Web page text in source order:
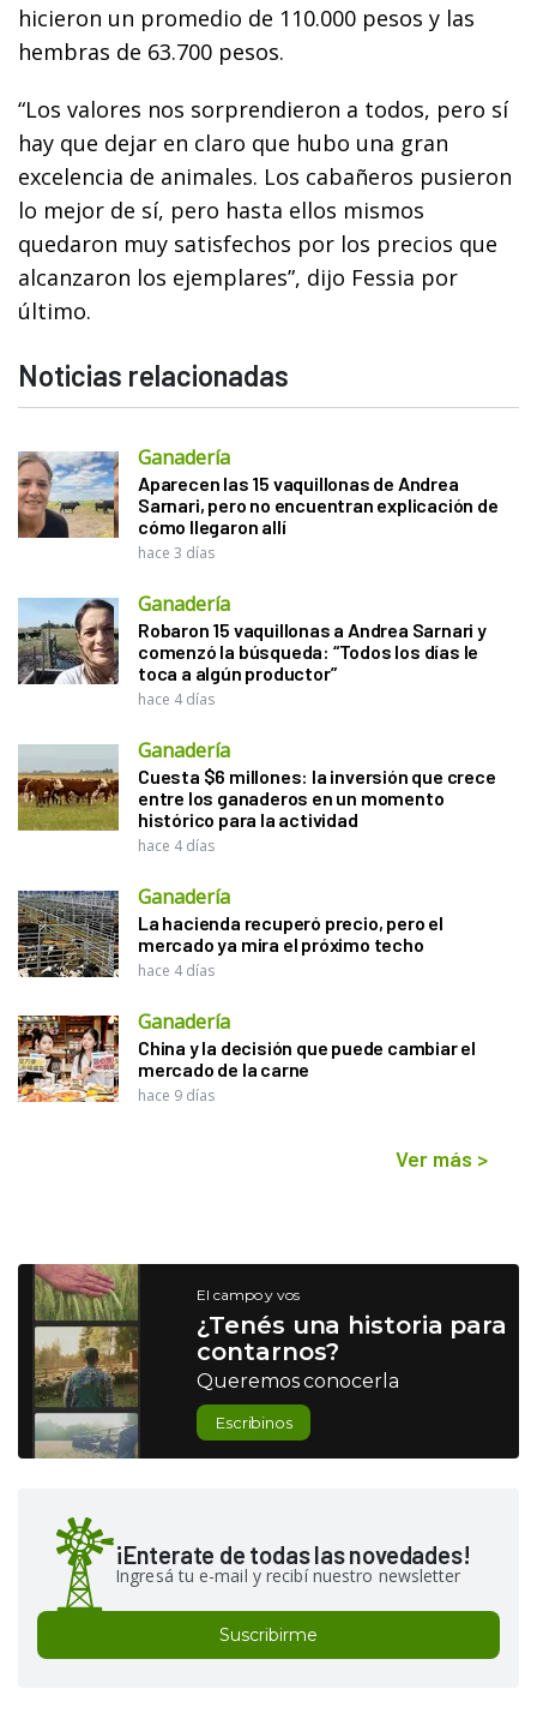
hicieron un promedio de 110.000 pesos y las
hembras de 63.700 pesos.
“Los valores nos sorprendieron a todos, pero sí
hay que dejar en claro que hubo una gran
excelencia de animales. Los cabañeros pusieron
lo mejor de sí, pero hasta ellos mismos
quedaron muy satisfechos por los precios que
alcanzaron los ejemplares”, dijo Fessia por
último.
Noticias relacionadas
Ganadería
Aparecen las 15 vaquillonas de Andrea
Sarnari, pero no encuentran explicación de
cómo llegaron allí
hace 3 días
Ganadería
Robaron 15 vaquillonas a Andrea Sarnari y
comenzó la búsqueda: “Todos los días le
toca a algún productor”
hace 4 días
Ganadería
Cuesta $6 millones: la inversión que crece
entre los ganaderos en un momento
histórico para la actividad
hace 4 días
Ganadería
La hacienda recuperó precio, pero el
mercado ya mira el próximo techo
hace 4 días
Ganadería
China y la decisión que puede cambiar el
mercado de la carne
hace 9 días
Ver más >
El campo y vos
¿Tenés una historia para
contarnos?
Queremos conocerla
Escribinos
¡Enterate de todas las novedades!
Ingresá tu e-mail y recibí nuestro newsletter
Suscribirme